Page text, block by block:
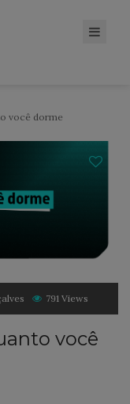
você dorme
791 Views
você